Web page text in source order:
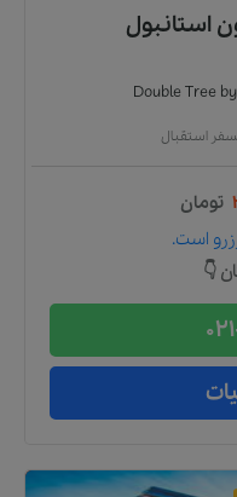
استانبول
Double Tree
استقبال
تومان
است.
👇